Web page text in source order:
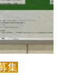
集